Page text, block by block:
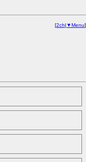
[2ch| ▼Menu]